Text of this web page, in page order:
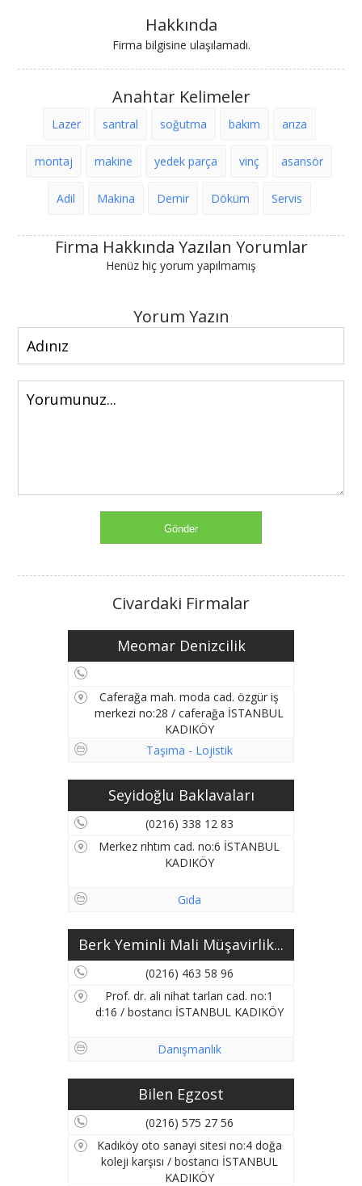
Hakkında
Firma bilgisine ulaşılamadı.
Anahtar Kelimeler
Lazer santral soğutma bakım arıza
montaj makine yedek parça vinç asansör
Adil Makina Demir Döküm Servis
Firma Hakkında Yazılan Yorumlar
Henüz hiç yorum yapılmamış
Yorum Yazın
Civardaki Firmalar
Meomar Denizcilik
Caferağa mah. moda cad. özgür iş
merkezi no:28 / caferağa İSTANBUL
KADIKÖY
Taşıma - Lojistik
Seyidoğlu Baklavaları
(0216) 338 12 83
Merkez rıhtım cad. no:6 İSTANBUL
KADIKÖY
Gıda
Berk Yeminli Mali Müşavirlik...
(0216) 463 58 96
Prof. dr. ali nihat tarlan cad. no:1
d:16 / bostancı İSTANBUL KADIKÖY
Danışmanlık
Bilen Egzost
(0216) 575 27 56
Kadıköy oto sanayi sitesi no:4 doğa
koleji karşısı / bostancı İSTANBUL
KADIKÖY